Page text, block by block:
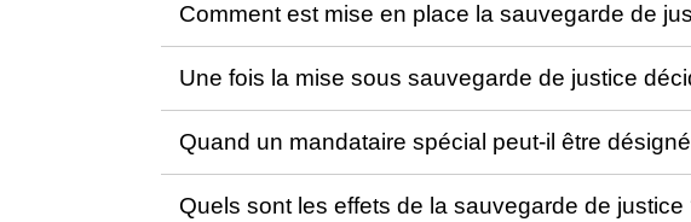
Comment est mise en place la sauvegarde de
Une fois la mise sous sauvegarde de justice
Quand un mandataire spécial peut-il être
Quels sont les effets de la sauvegarde de justice